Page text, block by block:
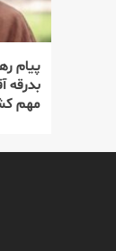
پیام
بدرقه
مهم